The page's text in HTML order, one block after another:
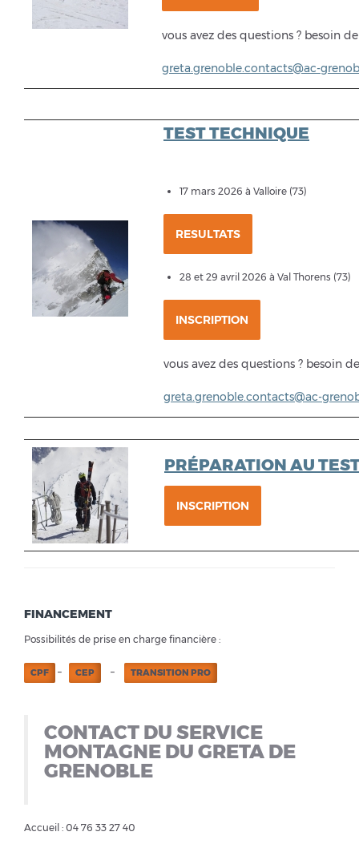
vous avez des questions ? besoin
greta.grenoble.contacts@ac-
TEST TECHNIQUE
17 mars 2026 à Valloire (73)
RESULTATS
28 et 29 avril 2026 à Val Thorens (73)
INSCRIPTION
vous avez des questions ? besoin
greta.grenoble.contacts@ac-
PRÉPARATION AU
INSCRIPTION
FINANCEMENT
Possibilités de prise en charge financière :
CPF – CEP – TRANSITION PRO
CONTACT DU SERVICE
MONTAGNE DU GRETA DE
GRENOBLE
Accueil : 04 76 33 27 40